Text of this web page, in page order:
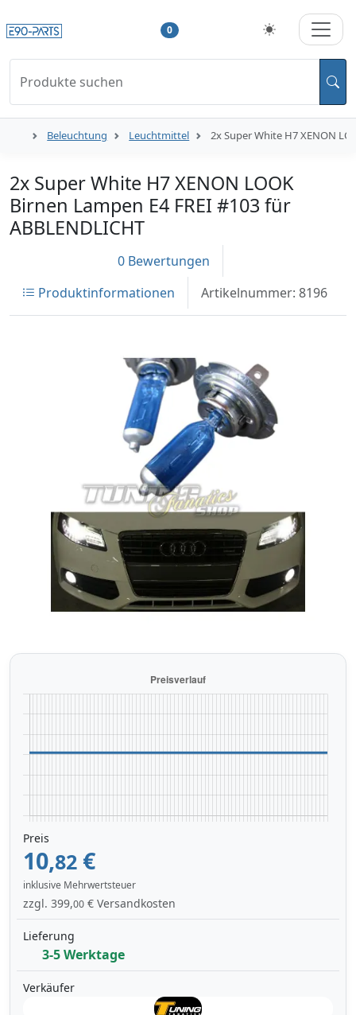
0
Produkte suchen
Beleuchtung Leuchtmittel 2x Super White H7 XENON
2x Super White H7 XENON LOOK
Birnen Lampen E4 FREI #103 für
ABBLENDLICHT
0 Bewertungen
Produktinformationen
Artikelnummer: 8196
Preis
10,82 €
inklusive Mehrwertsteuer
zzgl. 399,00 € Versandkosten
Lieferung
3-5 Werktage
Verkäufer